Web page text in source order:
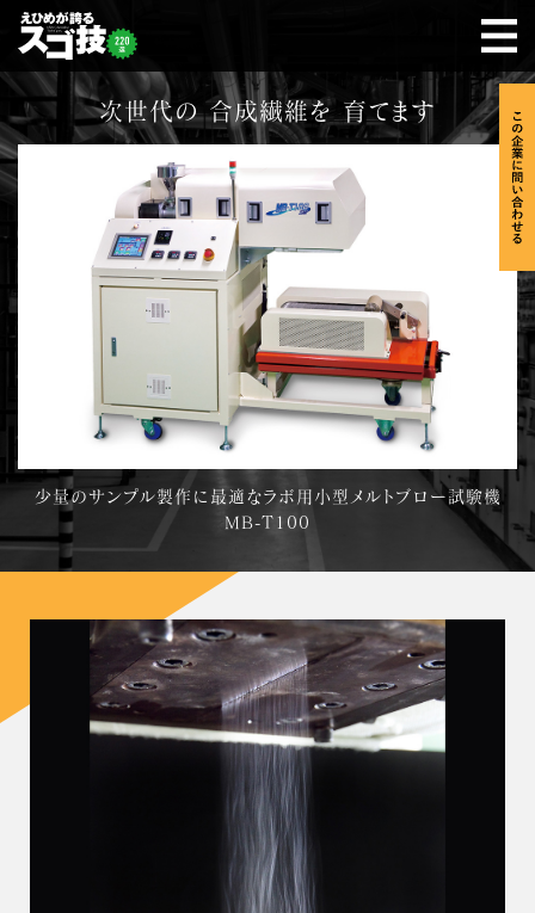
次世代の 合成繊維を 育てます
少量のサンプル製作に最適なラボ用小型メルトブロー試験機
MB-T100